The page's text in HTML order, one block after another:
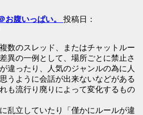
お腹いっぱい。 投稿日：
数のスレッド、またはチャットルー
異の一例として、場所ごとに禁止さ
違ったり、人気のジャンルの為に人
うように会話が出来ないなどがある
も流行り廃りによって変化するもの
乱立していたり「僅かにルールが違